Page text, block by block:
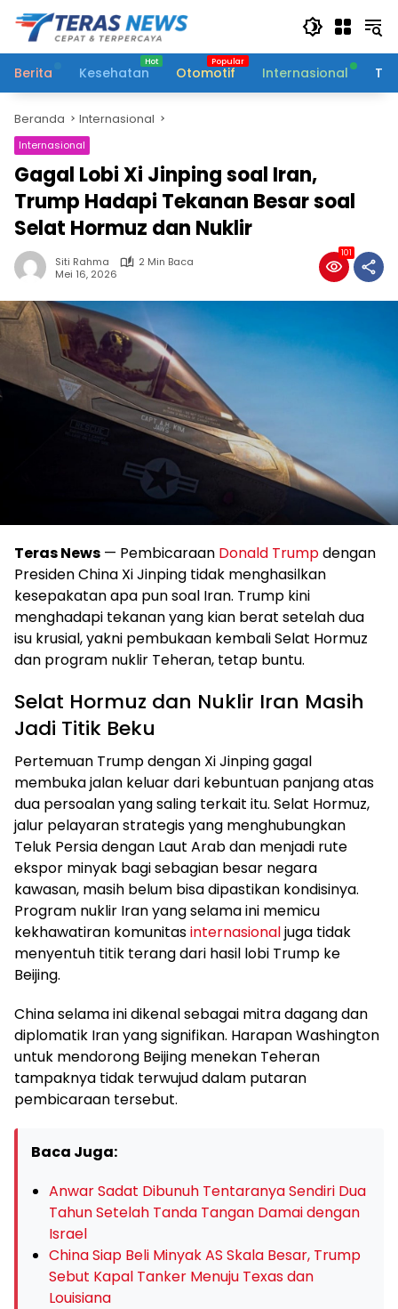
Langsung
konten
Berita
Kesehatan Otomotif Internasional
Beranda Internasional
Internasional
Gagal Lobi Xi Jinping soal Iran,
Trump Hadapi Tekanan Besar soal
Selat Hormuz dan Nuklir
Siti Rahma
2 Min Baca
Mei 16, 2026
101
Teras News — Pembicaraan Donald Trumpdengan
Presiden China Xi Jinping tidak menghasilkan
kesepakatan apa pun soal Iran. Trump kini
menghadapi tekanan yang kian berat setelah dua
isu krusial, yakni pembukaan kembali Selat Hormuz
dan program nuklir Teheran, tetap buntu.
Selat Hormuz dan Nuklir Iran Masih
Jadi Titik Beku
Pertemuan Trump dengan Xi Jinping gagal
membuka jalan keluar dari kebuntuan panjang atas
dua persoalan yang saling terkait itu. Selat Hormuz,
jalur pelayaran strategis yang menghubungkan
Teluk Persia dengan Laut Arab dan menjadi rute
ekspor minyak bagi sebagian besar negara
kawasan, masih belum bisa dipastikan kondisinya.
Program nuklir Iran yang selama ini memicu
kekhawatiran komunitasinternasionaljuga tidak
menyentuh titik terang dari hasil lobi Trump ke
Beijing.
China selama ini dikenal sebagai mitra dagang dan
diplomatik Iran yang signifikan. Harapan Washington
untuk mendorong Beijing menekan Teheran
tampaknya tidak terwujud dalam putaran
pembicaraan tersebut.
Baca Juga:
Anwar Sadat Dibunuh Tentaranya Sendiri Dua
Tahun Setelah Tanda Tangan Damai dengan
Israel
China Siap Beli Minyak AS Skala Besar, Trump
Sebut Kapal Tanker Menuju Texas dan
Louisiana